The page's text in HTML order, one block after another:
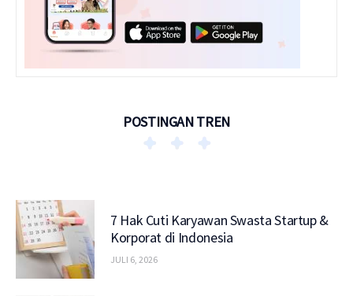
POSTINGAN TREN
7 Hak Cuti Karyawan Swasta Startup &
Korporat di Indonesia
JULI 6, 2026